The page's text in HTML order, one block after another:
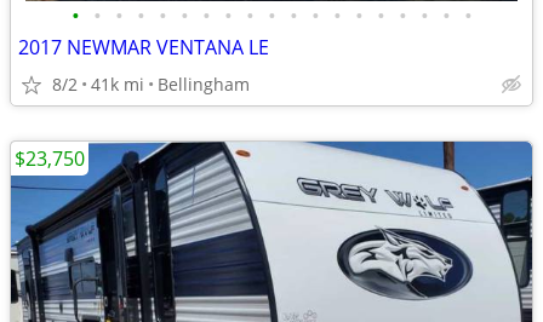
• • • • • • • • • • • • • • • • • • •
2017 NEWMAR VENTANA LE
8/2 41k mi Bellingham
$23,750